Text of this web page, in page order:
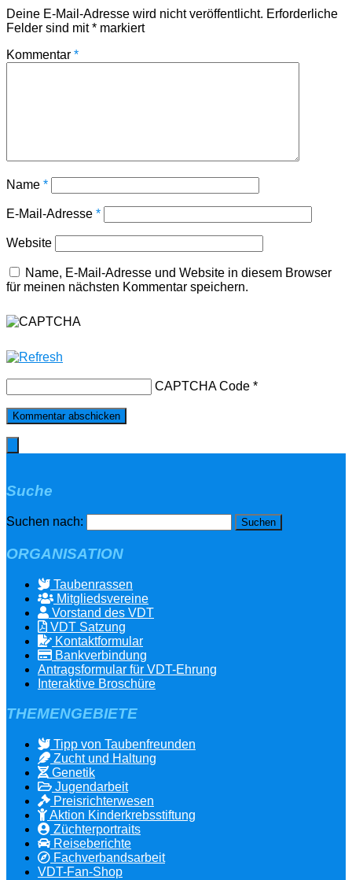
Deine E-Mail-Adresse wird nicht veröffentlicht. Erforderliche
Felder sind mit* markiert
Kommentar *
Name *
E-Mail-Adresse *
Website
Name, E-Mail-Adresse und Website in diesem Browser
für meinen nächsten Kommentar speichern.
CAPTCHA Code *
Suche
Suchen nach:
ORGANISATION
Taubenrassen
Mitgliedsvereine
Vorstand des VDT
VDT Satzung
Kontaktformular
Bankverbindung
Antragsformular für VDT-Ehrung
Interaktive Broschüre
THEMENGEBIETE
Tipp von Taubenfreunden
Zucht und Haltung
Genetik
Jugendarbeit
Preisrichterwesen
Aktion Kinderkrebsstiftung
Züchterportraits
Reiseberichte
Fachverbandsarbeit
VDT-Fan-Shop